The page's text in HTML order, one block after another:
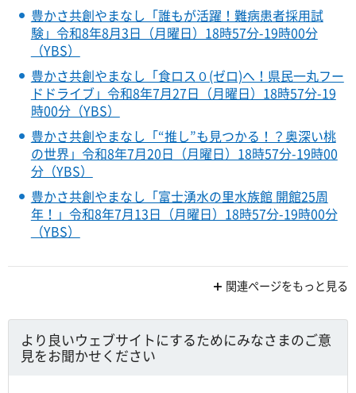
豊かさ共創やまなし「誰もが活躍！難病患者採用試
験」令和8年8月3日（月曜日）18時57分-19時00分
（YBS）
豊かさ共創やまなし「食ロス０(ゼロ)へ！県民一丸フー
ドドライブ」令和8年7月27日（月曜日）18時57分-19
時00分（YBS）
豊かさ共創やまなし「“推し”も見つかる！？奥深い桃
の世界」令和8年7月20日（月曜日）18時57分-19時00
分（YBS）
豊かさ共創やまなし「富士湧水の里水族館 開館25周
年！」令和8年7月13日（月曜日）18時57分-19時00分
（YBS）
関連ページをもっと見る
より良いウェブサイトにするためにみなさまのご意
見をお聞かせください